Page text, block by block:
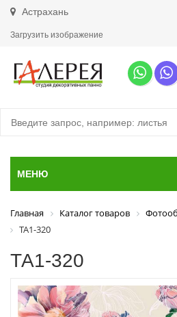
Астрахань
Загрузить изображение
МЕНЮ
Главная Каталог товаров
ТА1-320
ТА1-320